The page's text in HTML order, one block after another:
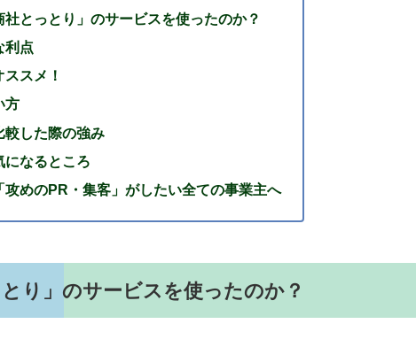
とっとり」のサービスを使ったのか？
利点
スメ！
方
較した際の強み
になるところ
めのPR・集客」がしたい全ての事業主へ
り」のサービスを使ったのか？